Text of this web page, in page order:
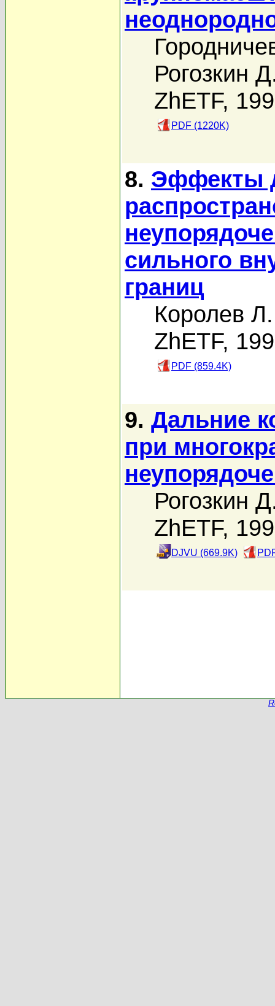
Рогозкин
ZhETF,
PDF (1220K)
8. Эффекты
сильного
границ
Королев
ZhETF,
PDF (859.4K)
9. Дальние
при
Рогозкин
ZhETF,
DJVU (669.9K)